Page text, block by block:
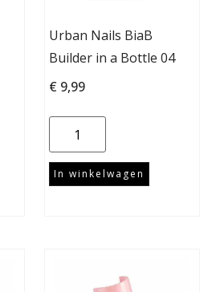
Urban Nails BiaB
Builder in a Bottle 04
€ 9,99
In winkelwagen